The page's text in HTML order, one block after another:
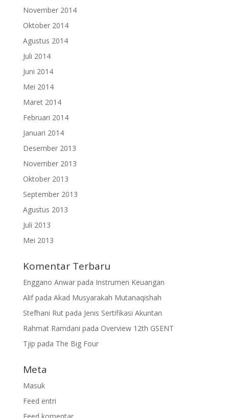
November 2014
Oktober 2014
Agustus 2014
Juli 2014
Juni 2014
Mei 2014
Maret 2014
Februari 2014
Januari 2014
Desember 2013
November 2013
Oktober 2013
September 2013
Agustus 2013
Juli 2013
Mei 2013
Komentar Terbaru
Enggano Anwarpada Instrumen Keuangan
Alifpada Akad Musyarakah Mutanaqishah
Stefhani Rutpada Jenis Sertifikasi Akuntan
Rahmat Ramdani pada Overview 12th GSENT
Tjip pada The Big Four
Meta
Masuk
Feed entri